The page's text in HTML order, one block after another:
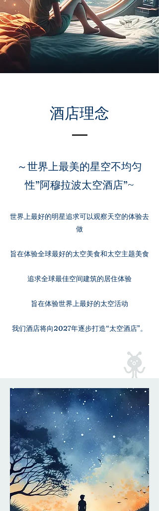
酒店理念
​～世界上最美的星空不均匀
性”阿穆拉波太空酒店”~
世界上最好的明星追求可以观察天空的体验去
做
旨在体验全球最好的太空美食和太空主题美食
追求全球最佳空间建筑的居住体验
旨在体验世界上最好的太空活动
​我们酒店将向2027年逐步打造“太空酒店”。